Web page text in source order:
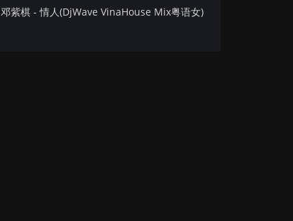
邓紫棋 - 情人(DjWave VinaHouse Mix粤语女)